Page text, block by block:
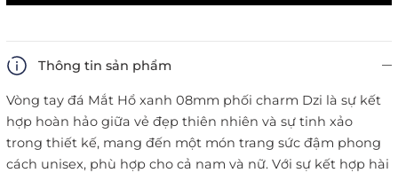
Thông tin sản phẩm
Vòng tay đá Mắt Hổ xanh 08mm phối charm Dzi là sự kết
hợp hoàn hảo giữa vẻ đẹp thiên nhiên và sự tinh xảo
trong thiết kế, mang đến một món trang sức đậm phong
cách unisex, phù hợp cho cả nam và nữ. Với sự kết hợp hài